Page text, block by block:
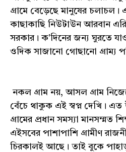
গ্ৰামে বেড়েছে মানুষের
কাছাকাছি নিউটাউন আরবান
সরকার। ক'দিনের জন্য ঘুরতে
ওদিক সাজানো গোছানো গ্ৰাম্য
নকল গ্ৰাম নয়, আসল গ্ৰাম
বেঁচে থাকুক এই স্বপ্ন দেখি।
গ্রামের প্রধান সমস্যা মানসম্মত
এইসবের পাশাপাশি গ্রামীণ
চিরকালই আছে। তাই বুকে